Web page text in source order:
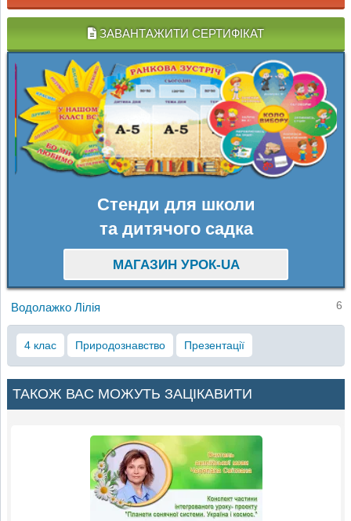
ЗАВАНТАЖИТИ СЕРТИФІКАТ
Стенди для школи
та дитячого садка
МАГАЗИН УРОК-UA
Водолажко Лілія 6
4 клас Природознавство Презентації
ТАКОЖ ВАС МОЖУТЬ ЗАЦІКАВИТИ